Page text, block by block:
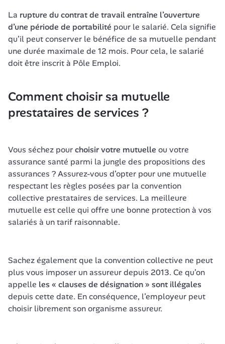
La rupture du contrat de travail entraîne l’ouverture
d’une période de portabilité pour le salarié. Cela signifie
qu’il peut conserver le bénéfice de sa mutuelle pendant
une durée maximale de 12 mois. Pour cela, le salarié
doit être inscrit à Pôle Emploi.
Comment choisir sa mutuelle
prestataires de services ?
Vous séchez pour choisir votre mutuelle ou votre
assurance santé parmi la jungle des propositions des
assurances ? Assurez-vous d’opter pour une mutuelle
respectant les règles posées par la convention
collective prestataires de services. La meilleure
mutuelle est celle qui offre une bonne protection à vos
salariés à un tarif raisonnable.
Sachez également que la convention collective ne peut
plus vous imposer un assureur depuis 2013. Ce qu’on
appelle les « clauses de désignation » sont illégales
depuis cette date. En conséquence, l’employeur peut
choisir librement son organisme assureur.